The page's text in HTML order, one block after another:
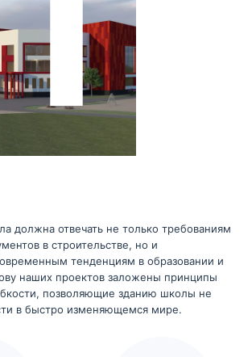
должна отвечать не только требованиям
в строительстве, но и
тенденциям в образовании и
наших проектов заложены принципы
позволяющие зданию школы не
в быстро изменяющемся мире.